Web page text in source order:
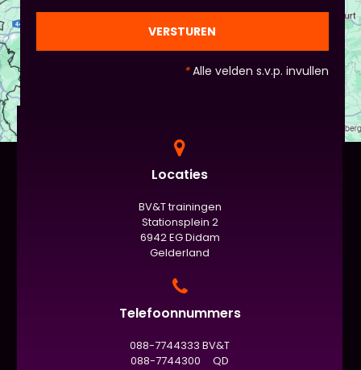
gezien de eindpresentaties van 5 minuten de
officiële/vaste werkvorm zijn. Voor beginners is het
nog met spiekbriefje). - Vergeet het
evaluatieformulier niet :)
VERSTUREN
*Alle velden s.v.p. invullen
Locaties
BV&T trainingen
Stationsplein 2
6942 EG Didam
Gelderland
Telefoonnummers
088-7744333 BV&T
088-7744300 QD